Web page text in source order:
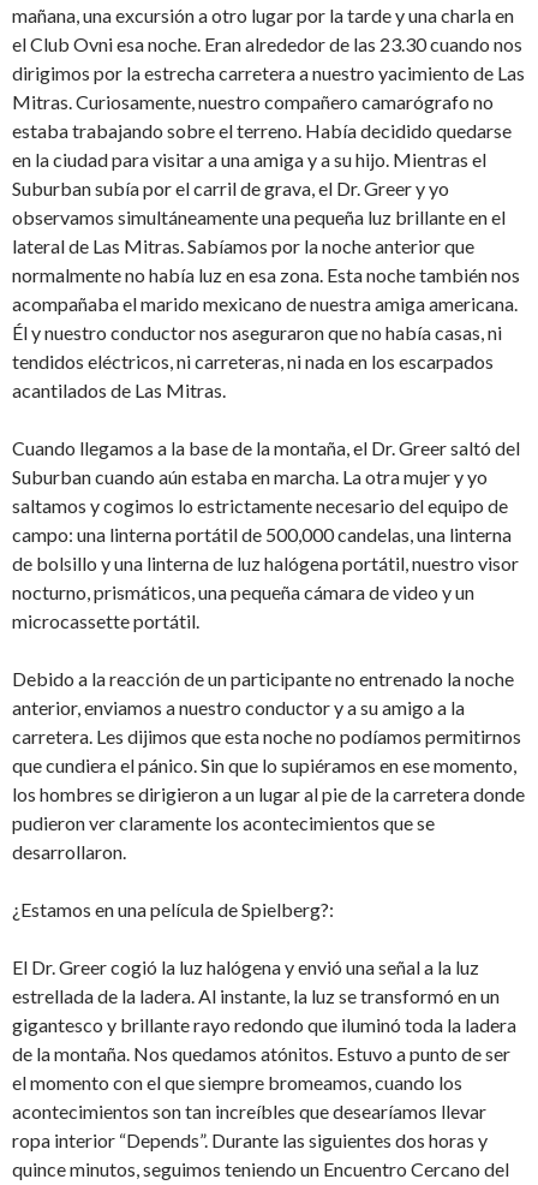
mañana, una excursión a otro lugar por la tarde y una charla en
el Club Ovni esa noche. Eran alrededor de las 23.30 cuando nos
dirigimos por la estrecha carretera a nuestro yacimiento de Las
Mitras. Curiosamente, nuestro compañero camarógrafo no
estaba trabajando sobre el terreno. Había decidido quedarse
en la ciudad para visitar a una amiga y a su hijo. Mientras el
Suburban subía por el carril de grava, el Dr. Greer y yo
observamos simultáneamente una pequeña luz brillante en el
lateral de Las Mitras. Sabíamos por la noche anterior que
normalmente no había luz en esa zona. Esta noche también nos
acompañaba el marido mexicano de nuestra amiga americana.
Él y nuestro conductor nos aseguraron que no había casas, ni
tendidos eléctricos, ni carreteras, ni nada en los escarpados
acantilados de Las Mitras.
Cuando llegamos a la base de la montaña, el Dr. Greer saltó del
Suburban cuando aún estaba en marcha. La otra mujer y yo
saltamos y cogimos lo estrictamente necesario del equipo de
campo: una linterna portátil de 500,000 candelas, una linterna
de bolsillo y una linterna de luz halógena portátil, nuestro visor
nocturno, prismáticos, una pequeña cámara de video y un
microcassette portátil.
Debido a la reacción de un participante no entrenado la noche
anterior, enviamos a nuestro conductor y a su amigo a la
carretera. Les dijimos que esta noche no podíamos permitirnos
que cundiera el pánico. Sin que lo supiéramos en ese momento,
los hombres se dirigieron a un lugar al pie de la carretera donde
pudieron ver claramente los acontecimientos que se
desarrollaron.
¿Estamos en una película de Spielberg?:
El Dr. Greer cogió la luz halógena y envió una señal a la luz
estrellada de la ladera. Al instante, la luz se transformó en un
gigantesco y brillante rayo redondo que iluminó toda la ladera
de la montaña. Nos quedamos atónitos. Estuvo a punto de ser
el momento con el que siempre bromeamos, cuando los
acontecimientos son tan increíbles que desearíamos llevar
ropa interior “Depends”. Durante las siguientes dos horas y
quince minutos, seguimos teniendo un Encuentro Cercano del